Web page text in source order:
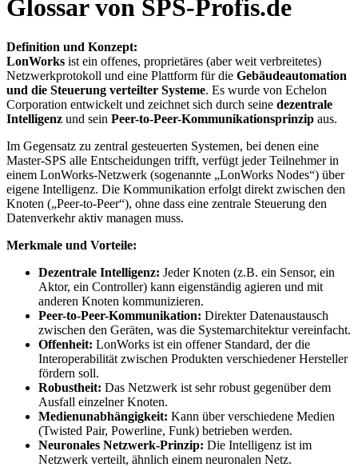
Glossar von SPS-Profis.de
Definition und Konzept:
LonWorks ist ein offenes, proprietäres (aber weit verbreitetes)
Netzwerkprotokoll und eine Plattform für die Gebäudeautomation
und die Steuerung verteilter Systeme. Es wurde von Echelon
Corporation entwickelt und zeichnet sich durch seine dezentrale
Intelligenz und sein Peer-to-Peer-Kommunikationsprinzip aus.
Im Gegensatz zu zentral gesteuerten Systemen, bei denen eine
Master-SPS alle Entscheidungen trifft, verfügt jeder Teilnehmer in
einem LonWorks-Netzwerk (sogenannte „LonWorks Nodes“) über
eigene Intelligenz. Die Kommunikation erfolgt direkt zwischen den
Knoten („Peer-to-Peer“), ohne dass eine zentrale Steuerung den
Datenverkehr aktiv managen muss.
Merkmale und Vorteile:
Dezentrale Intelligenz: Jeder Knoten (z.B. ein Sensor, ein
Aktor, ein Controller) kann eigenständig agieren und mit
anderen Knoten kommunizieren.
Peer-to-Peer-Kommunikation: Direkter Datenaustausch
zwischen den Geräten, was die Systemarchitektur vereinfacht.
Offenheit: LonWorks ist ein offener Standard, der die
Interoperabilität zwischen Produkten verschiedener Hersteller
fördern soll.
Robustheit: Das Netzwerk ist sehr robust gegenüber dem
Ausfall einzelner Knoten.
Medienunabhängigkeit: Kann über verschiedene Medien
(Twisted Pair, Powerline, Funk) betrieben werden.
Neuronales Netzwerk-Prinzip: Die Intelligenz ist im
Netzwerk verteilt, ähnlich einem neuronalen Netz.